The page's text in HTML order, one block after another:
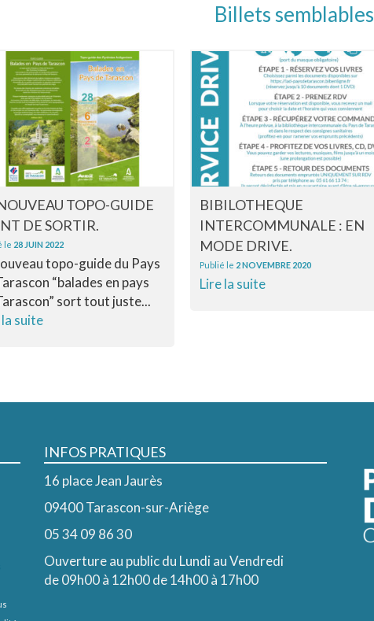
Billets semblables
TOPO-GUIDE
DE SORTIR.
le 28 JUIN 2022
topo-guide du Pays
“balades en pays
sort tout juste...
suite
BIBILOTHEQUE
INTERCOMMUNALE : EN
MODE DRIVE.
Publié le 2 NOVEMBRE 2020
Lire la suite
INFOS PRATIQUES
16 place Jean Jaurès
09400 Tarascon-sur-Ariège
05 34 09 86 30
Ouverture au public du Lundi au Vendredi
de 09h00 à 12h00 de 14h00 à 17h00